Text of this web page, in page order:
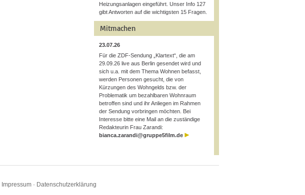
Heizungsanlagen eingeführt. Unser Info 127
gibt Antworten auf die wichtigsten 15 Fragen.
Mitmachen
23.07.26
Für die ZDF-Sendung „Klartext“, die am
29.09.26 live aus Berlin gesendet wird und
sich u.a. mit dem Thema Wohnen befasst,
werden Personen gesucht, die von
Kürzungen des Wohngelds bzw. der
Problematik um bezahlbaren Wohnraum
betroffen sind und ihr Anliegen im Rahmen
der Sendung vorbringen möchten. Bei
Interesse bitte eine Mail an die zuständige
Redakteurin Frau Zarandi:
bianca.zarandi@gruppe5film.de
Impressum · Datenschutzerklärung